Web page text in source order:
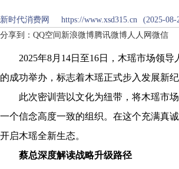
新时代消费网 https://www.xsd315.cn
分享到： QQ空间 新浪微博腾讯微博人人网 微信
2025年8月14日至16日，木瑶市场领导
的成功举办，标志着木瑶正式步入发展新
此次密训营以文化为纽带，将木瑶市场
一个信念高度一致的组织。在这个充满真
开启木瑶全新生态。
蔡总深度解读战略升级路径